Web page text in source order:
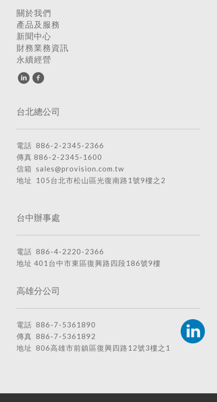
關於我們
產品及服務
新聞中心
財務業務資訊
永續經營
台北總公司
電話 886-2-2345-2366
傳真 886-2-2345-1600
信箱 sales@provision.com.tw
地址 105台北市松山區光復南路1號9樓之2
台中辦事處
電話 886-4-2220-2366
地址 401台中市東區復興路四段186號9樓
高雄分公司
電話 886-7-5361890
傳真 886-7-5361892
地址 806高雄市前鎮區復興四路12號3樓之1